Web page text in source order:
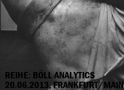
REIHE: BÖLL ANALYTICS
20.06.2013, FRANKFURT/MAIN